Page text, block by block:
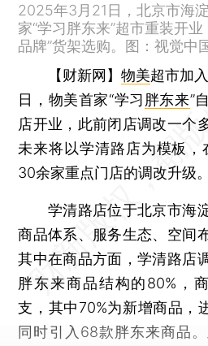
2025年3月21日，北京市海
家“学习胖东来”超市重装开
品牌”货架选购。图：视觉中
【财新网】 物美超市加
日，物美首家“学习 胖东来”
店开业，此前闭店调改一个
未来将以学清路店为模板
30余家重点门店的调改升级。
学清路店位于北京市海
商品体系、服务生态、空间
其中在商品方面，学清路店
胖东来商品结构的80%，
支，其中70%为新增商品，
同时引入68款胖东来商品